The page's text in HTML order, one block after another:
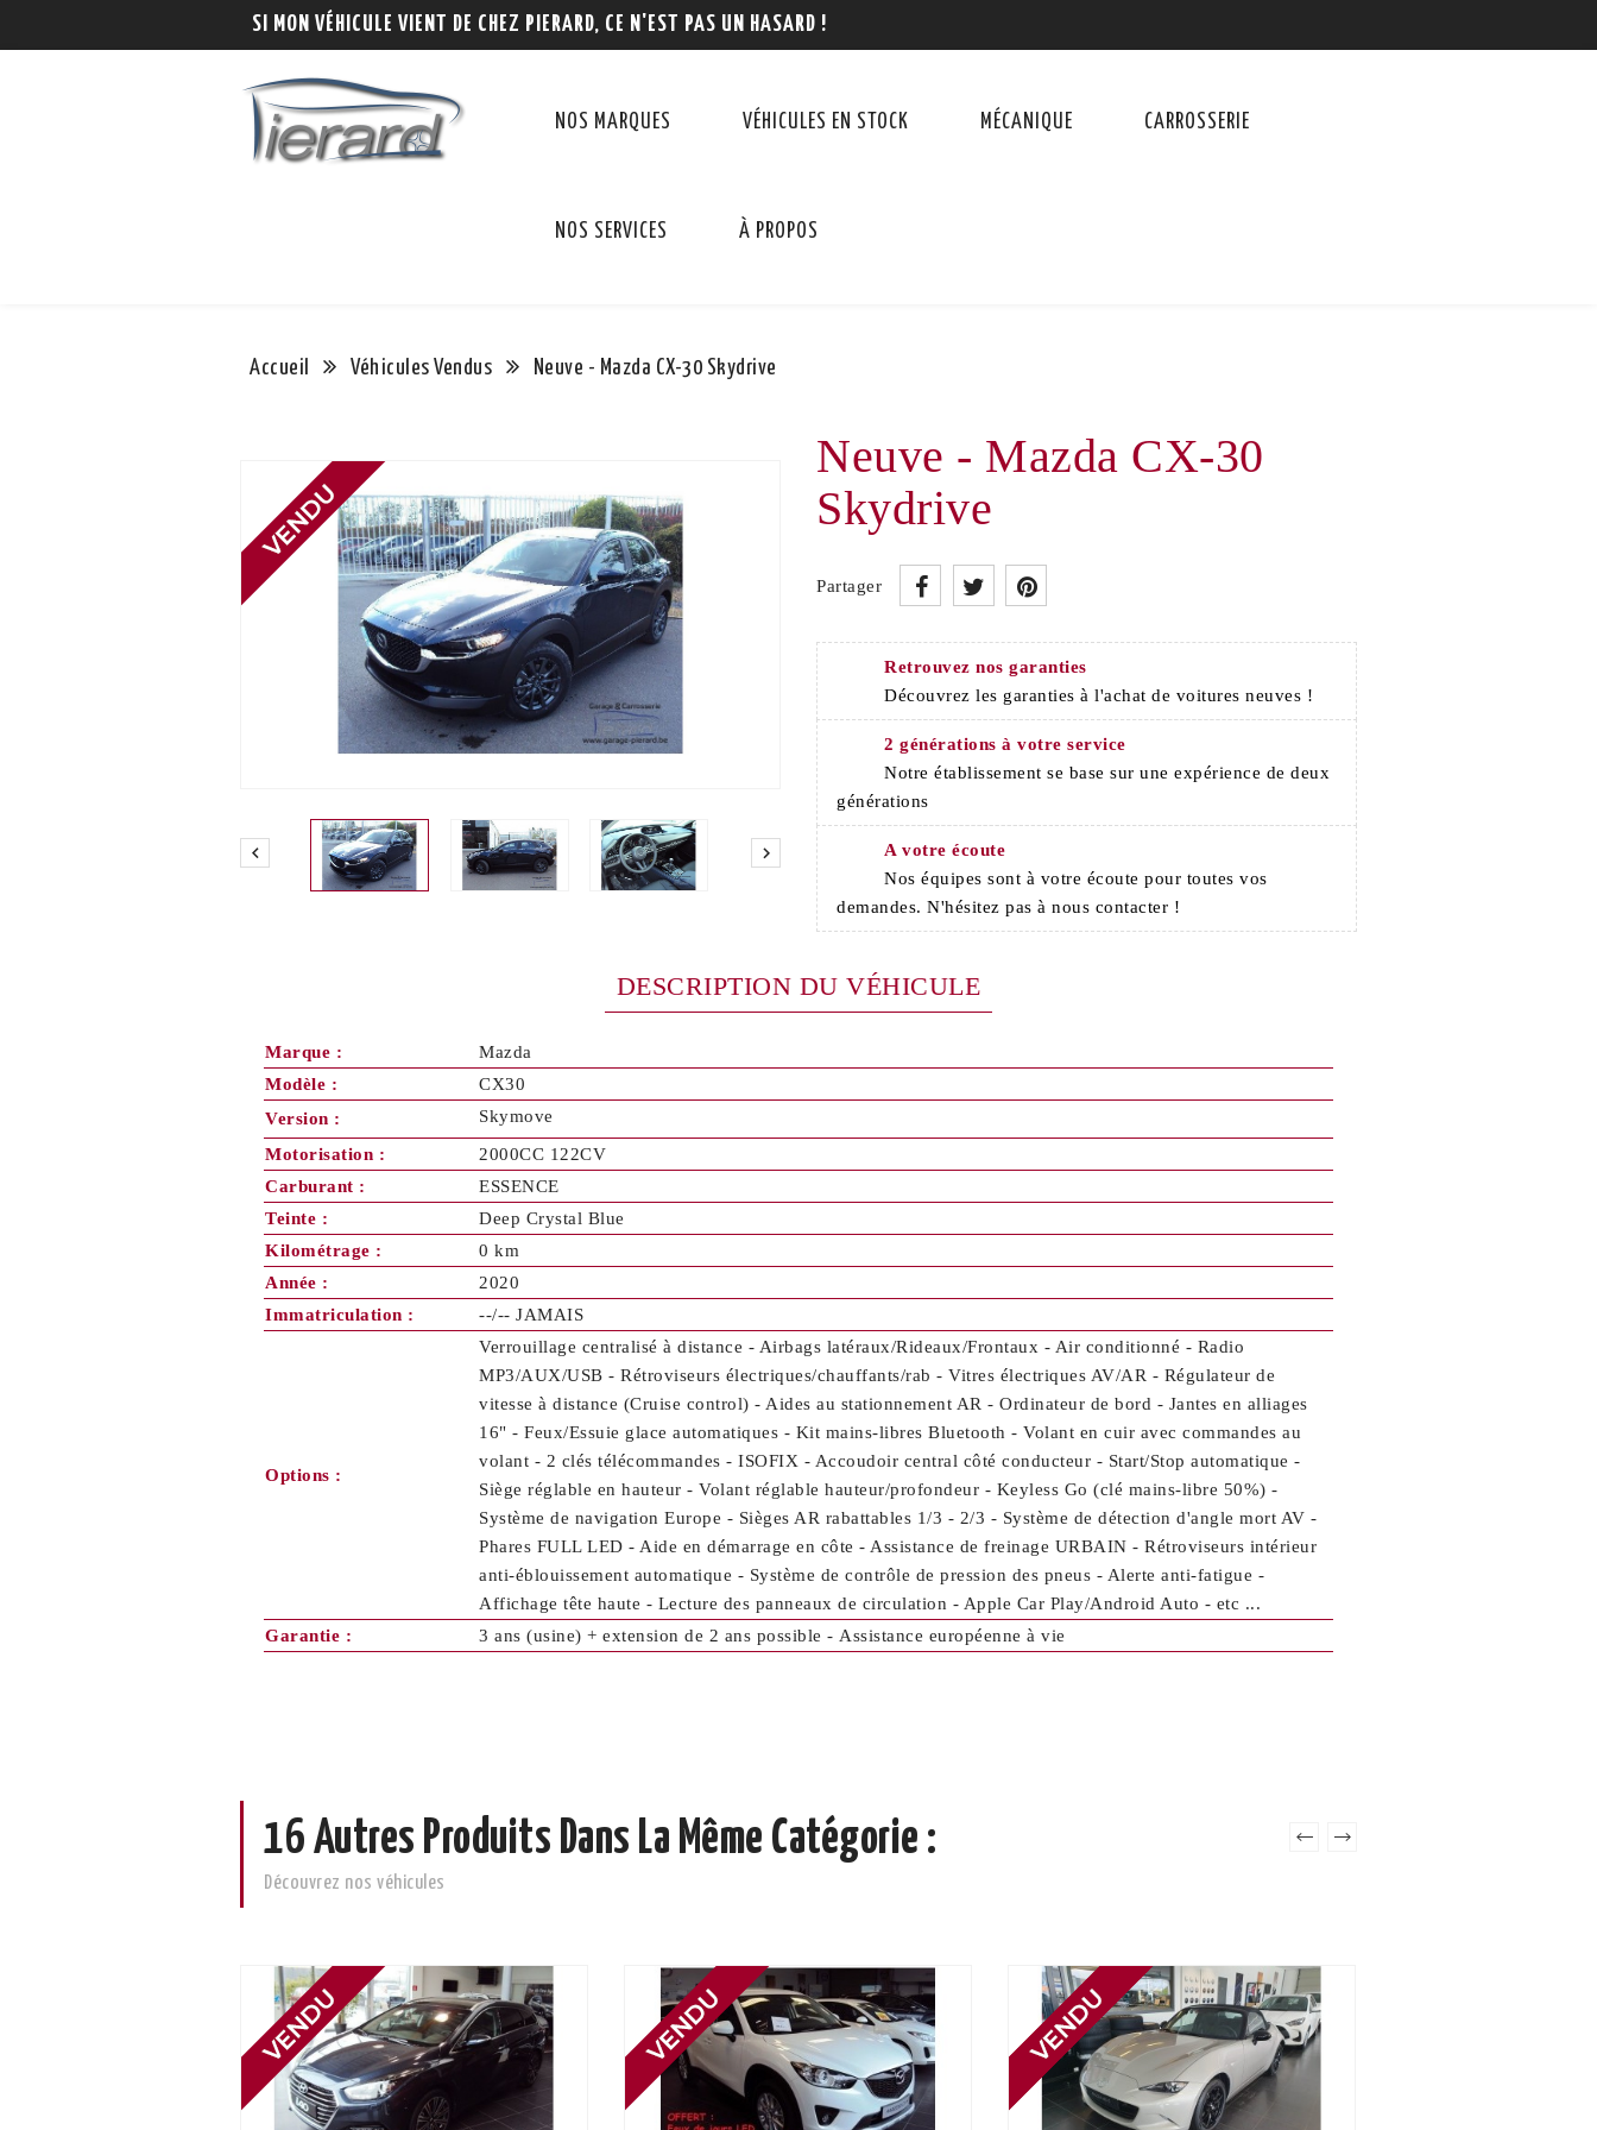
SI MON VÉHICULE VIENT DE CHEZ PIERARD, CE N'EST PAS UN HASARD !
NOS MARQUES VÉHICULES EN STOCK MÉCANIQUE CARROSSERIE
NOS SERVICES À PROPOS
Accueil Véhicules Vendus Neuve - Mazda CX-30 Skydrive
 
Neuve - Mazda CX-30
Skydrive
Partager
Retrouvez nos garanties
Découvrez les garanties à l'achat de voitures neuves !
2 générations à votre service
Notre établissement se base sur une expérience de deux
générations
A votre écoute
Nos équipes sont à votre écoute pour toutes vos
demandes. N'hésitez pas à nous contacter !
DESCRIPTION DU VÉHICULE
Marque :
Mazda
Modèle :
CX30
Version :
Skymove
Motorisation :
2000CC 122CV
Carburant :
ESSENCE
Teinte :
Deep Crystal Blue
Kilométrage :
0 km
Année :
2020
Immatriculation :
--/-- JAMAIS
Options :
Verrouillage centralisé à distance - Airbags latéraux/Rideaux/Frontaux - Air conditionné - Radio
MP3/AUX/USB - Rétroviseurs électriques/chauffants/rab - Vitres électriques AV/AR - Régulateur de
vitesse à distance (Cruise control) - Aides au stationnement AR - Ordinateur de bord - Jantes en alliages
16" - Feux/Essuie glace automatiques - Kit mains-libres Bluetooth - Volant en cuir avec commandes au
volant - 2 clés télécommandes - ISOFIX - Accoudoir central côté conducteur - Start/Stop automatique -
Siège réglable en hauteur - Volant réglable hauteur/profondeur - Keyless Go (clé mains-libre 50%) -
Système de navigation Europe - Sièges AR rabattables 1/3 - 2/3 - Système de détection d'angle mort AV -
Phares FULL LED - Aide en démarrage en côte - Assistance de freinage URBAIN - Rétroviseurs intérieur
anti-éblouissement automatique - Système de contrôle de pression des pneus - Alerte anti-fatigue -
Affichage tête haute - Lecture des panneaux de circulation - Apple Car Play/Android Auto - etc ...
Garantie :
3 ans (usine) + extension de 2 ans possible - Assistance européenne à vie
16 Autres Produits Dans La Même Catégorie :
Découvrez nos véhicules